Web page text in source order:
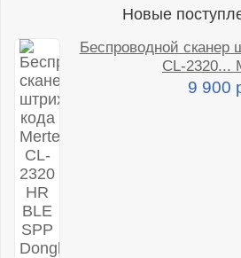
Новые
Беспроводной сканер
CL-2320...
9 900